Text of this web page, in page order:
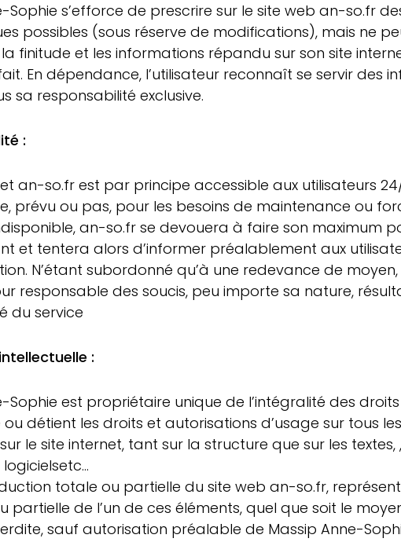
Sophie s’efforce de prescrire sur le site web an-so.fr
possibles (sous réserve de modifications), mais ne
la finitude et les informations répandu sur son site
En dépendance, l’utilisateur reconnaît se servir des
sa responsabilité exclusive.
:
an-so.fr est par principe accessible aux utilisateurs
prévu ou pas, pour les besoins de maintenance ou
an-so.fr se devouera à faire son maximum
et tentera alors d’informer préalablement aux
N’étant subordonné qu’à une redevance de
responsable des soucis, peu importe sa nature,
du service
:
Sophie est propriétaire unique de l’intégralité des
détient les droits et autorisations d’usage sur tous
le site internet, tant sur la structure que sur les textes,
logicielsetc…
totale ou partielle du site web an-so.fr,
partielle de l’un de ces éléments, quel que soit le
sauf autorisation préalable de Massip Anne-